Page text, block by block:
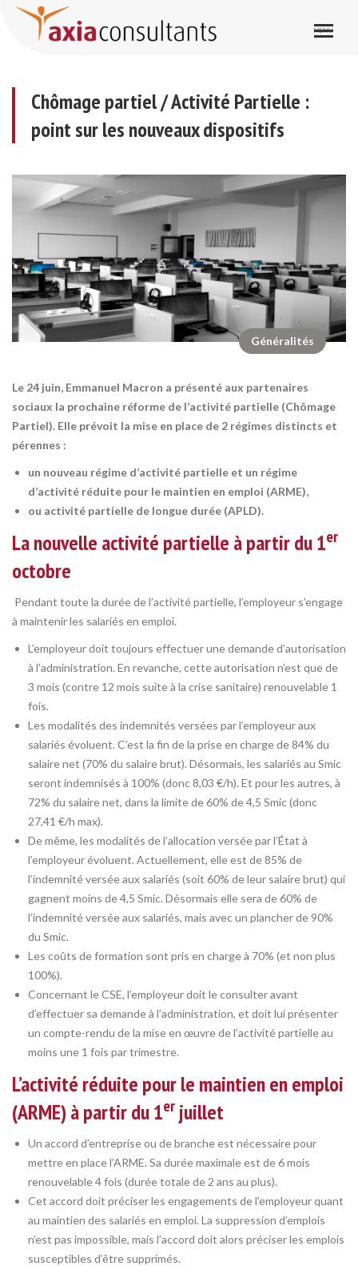
Chômage partiel / Activité Partielle :
point sur les nouveaux dispositifs
Généralités
Le 24 juin, Emmanuel Macron a présenté aux partenaires
sociaux la prochaine réforme de l’activité partielle (Chômage
Partiel). Elle prévoit la mise en place de 2 régimes distincts et
pérennes :
un nouveau régime d’activité partielle et un régime
d’activité réduite pour le maintien en emploi (ARME),
ou activité partielle de longue durée (APLD).
La nouvelle activité partielle à partir du 1er
octobre
Pendant toute la durée de l’activité partielle, l’employeur s’engage
à maintenir les salariés en emploi.
L’employeur doit toujours effectuer une demande d’autorisation
à l’administration. En revanche, cette autorisation n’est que de
3 mois (contre 12 mois suite à la crise sanitaire) renouvelable 1
fois.
Les modalités des indemnités versées par l’employeur aux
salariés évoluent. C’est la fin de la prise en charge de 84% du
salaire net (70% du salaire brut). Désormais, les salariés au Smic
seront indemnisés à 100% (donc 8,03 €/h). Et pour les autres, à
72% du salaire net, dans la limite de 60% de 4,5 Smic (donc
27,41 €/h max).
De même, les modalités de l’allocation versée par l’État à
l’employeur évoluent. Actuellement, elle est de 85% de
l’indemnité versée aux salariés (soit 60% de leur salaire brut) qui
gagnent moins de 4,5 Smic. Désormais elle sera de 60% de
l’indemnité versée aux salariés, mais avec un plancher de 90%
du Smic.
Les coûts de formation sont pris en charge à 70% (et non plus
100%).
Concernant le CSE, l’employeur doit le consulter avant
d’effectuer sa demande à l’administration, et doit lui présenter
un compte-rendu de la mise en œuvre de l’activité partielle au
moins une 1 fois par trimestre.
L’activité réduite pour le maintien en emploi
(ARME) à partir du 1er juillet
Un accord d’entreprise ou de branche est nécessaire pour
mettre en place l’ARME. Sa durée maximale est de 6 mois
renouvelable 4 fois (durée totale de 2 ans au plus).
Cet accord doit préciser les engagements de l’employeur quant
au maintien des salariés en emploi. La suppression d’emplois
n’est pas impossible, mais l’accord doit alors préciser les emplois
susceptibles d’être supprimés.